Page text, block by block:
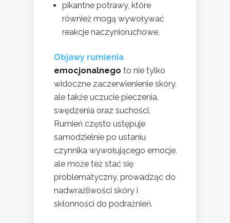
pikantne potrawy, które
również mogą wywoływać
reakcje naczynioruchowe.
Objawy rumienia
emocjonalnego to nie tylko
widoczne zaczerwienienie skóry,
ale także uczucie pieczenia,
swędzenia oraz suchości.
Rumień często ustępuje
samodzielnie po ustaniu
czynnika wywołującego emocje,
ale może też stać się
problematyczny, prowadząc do
nadwrażliwości skóry i
skłonności do podrażnień.